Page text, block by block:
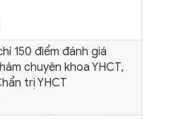
150 điểm đánh giá
chuyên khoa YHCT,
trị YHCT